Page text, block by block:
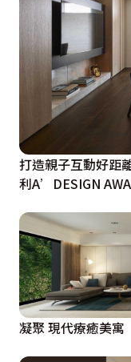
打造親子互動好距
利A’DESIGN
凝聚 現代療癒美寓